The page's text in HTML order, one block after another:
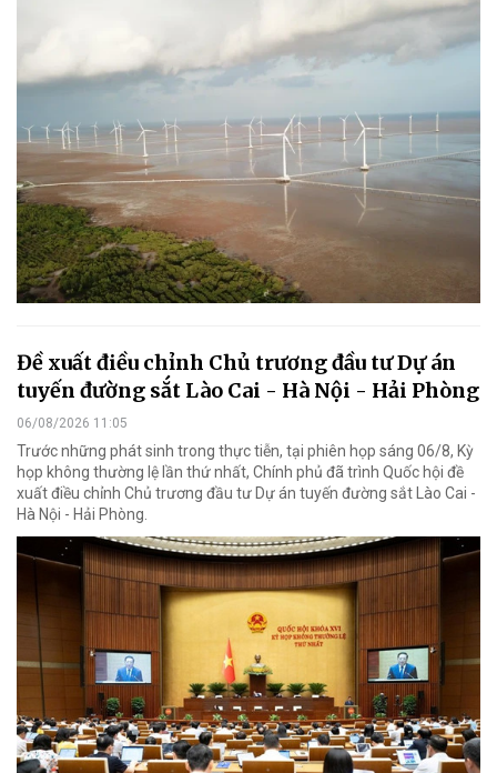
Đề xuất điều chỉnh Chủ trương đầu tư Dự án
tuyến đường sắt Lào Cai - Hà Nội - Hải Phòng
06/08/2026 11:05
Trước những phát sinh trong thực tiễn, tại phiên họp sáng 06/8, Kỳ
họp không thường lệ lần thứ nhất, Chính phủ đã trình Quốc hội đề
xuất điều chỉnh Chủ trương đầu tư Dự án tuyến đường sắt Lào Cai -
Hà Nội - Hải Phòng.